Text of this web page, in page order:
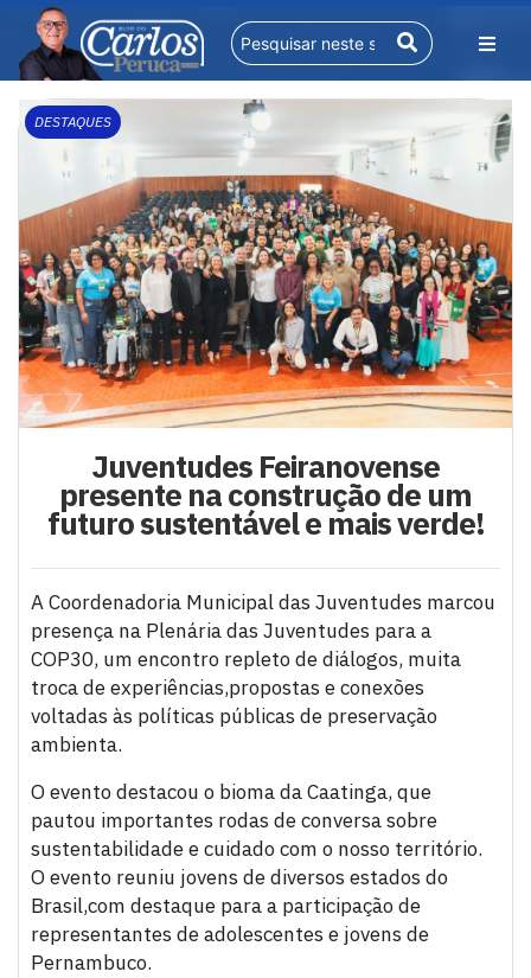
DESTAQUES
Juventudes Feiranovense
presente na construção de um
futuro sustentável e mais verde!
A Coordenadoria Municipal das Juventudes marcou
presença na Plenária das Juventudes para a
COP30, um encontro repleto de diálogos, muita
troca de experiências,propostas e conexões
voltadas às políticas públicas de preservação
ambienta.
O evento destacou o bioma da Caatinga, que
pautou importantes rodas de conversa sobre
sustentabilidade e cuidado com o nosso território.
O evento reuniu jovens de diversos estados do
Brasil,com destaque para a participação de
representantes de adolescentes e jovens de
Pernambuco.